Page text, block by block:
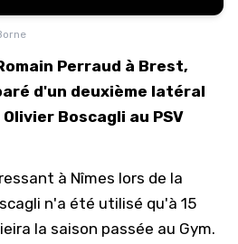
Perraud à Brest,
d'un deuxième latéral
Boscagli au PSV
à Nîmes lors de la
n'a été utilisé qu'à 15
la saison passée au Gym.